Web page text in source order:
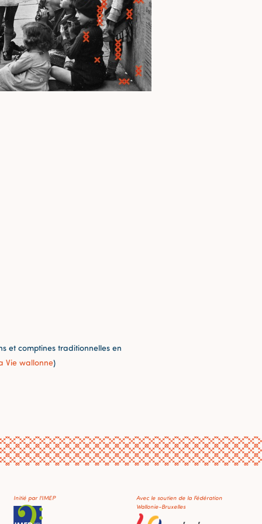
et comptines traditionnelles en
Vie wallonne)
Initié par l'IMEP
Avec le soutien de la Fédération
Wallonie-Bruxelles